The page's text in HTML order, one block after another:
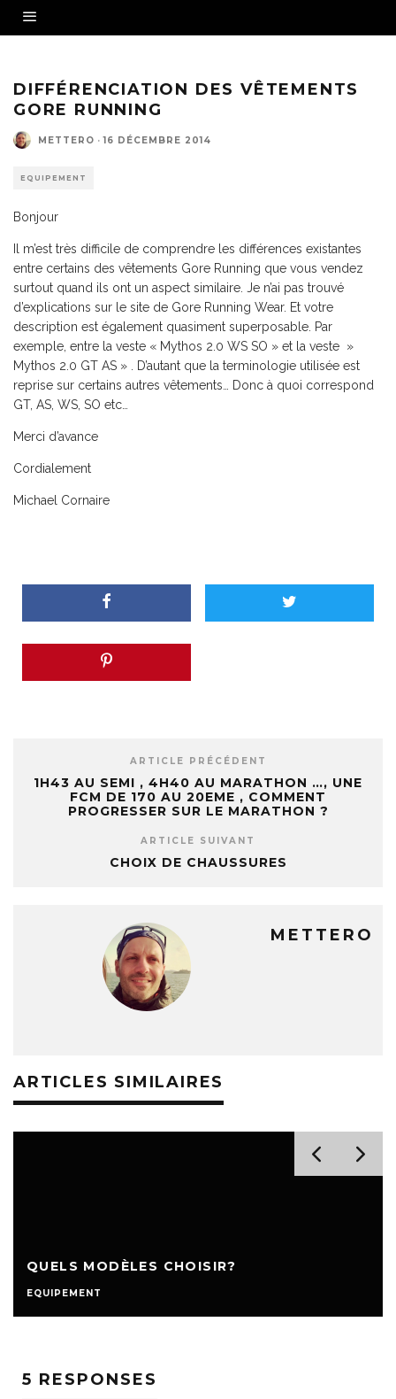
DIFFÉRENCIATION DES VÊTEMENTS
GORE RUNNING
METTERO · 16 DÉCEMBRE 2014
EQUIPEMENT
Bonjour
Il m’est très difficile de comprendre les différences existantes
entre certains des vêtements Gore Running que vous vendez
surtout quand ils ont un aspect similaire. Je n’ai pas trouvé
d’explications sur le site de Gore Running Wear. Et votre
description est également quasiment superposable. Par
exemple, entre la veste « Mythos 2.0 WS SO » et la veste »
Mythos 2.0 GT AS » . D’autant que la terminologie utilisée est
reprise sur certains autres vêtements… Donc à quoi correspond
GT, AS, WS, SO etc…
Merci d’avance
Cordialement
Michael Cornaire
ARTICLE PRÉCÉDENT
1H43 AU SEMI , 4H40 AU MARATHON …, UNE
FCM DE 170 AU 20EME , COMMENT
PROGRESSER SUR LE MARATHON ?
ARTICLE SUIVANT
CHOIX DE CHAUSSURES
METTERO
ARTICLES SIMILAIRES
QUELS MODÈLES CHOISIR?
EQUIPEMENT
5 RESPONSES